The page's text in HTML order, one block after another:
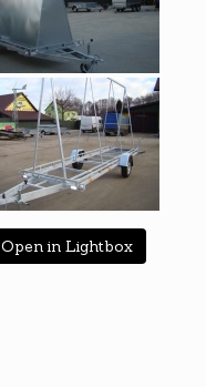
Open in Lightbox